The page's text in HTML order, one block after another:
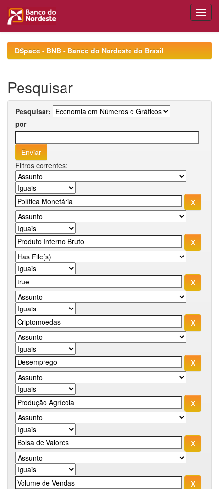
navigationDSpace - BNB - Banco do Nordeste do Brasil
Pesquisar
Pesquisar:
por
Filtros correntes: